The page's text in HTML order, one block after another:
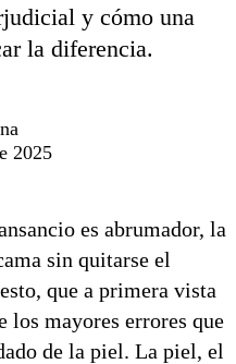
y cómo una
la diferencia.
2025
es abrumador, la
sin quitarse el
que a primera vista
los mayores errores que
de la piel. La piel, el